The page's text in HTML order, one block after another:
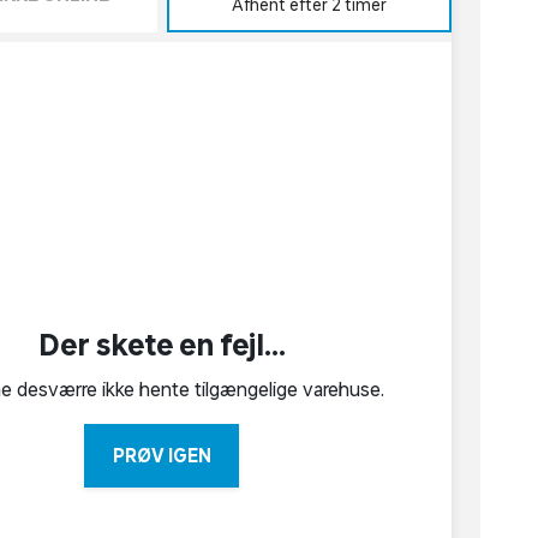
Afhent efter 2 timer
Der skete en fejl...
desværre ikke hente tilgængelige varehuse.
PRØV IGEN